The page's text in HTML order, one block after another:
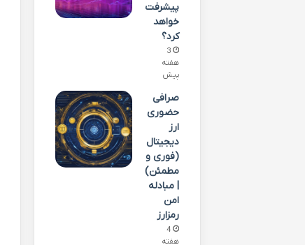
پیشرفت
خواهد
کرد؟
3
هفته
پیش
صرافی
حضوری
ارز
دیجیتال
(فوری و
مطمئن)
| مبادله
امن
رمزارز
4
هفته